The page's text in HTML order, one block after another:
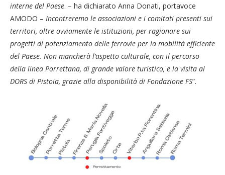
interne del Paese. – ha dichiarato Anna Donati, portavoce
AMODO – Incontreremo le associazioni e i comitati presenti sui
territori, oltre ovviamente le istituzioni, per ragionare sui
progetti di potenziamento delle ferrovie per la mobilità efficiente
del Paese. Non mancherà l’aspetto culturale, con il percorso
della linea Porrettana, di grande valore turistico, e la visita al
DORS di Pistoia, grazie alla disponibilità di Fondazione FS”.